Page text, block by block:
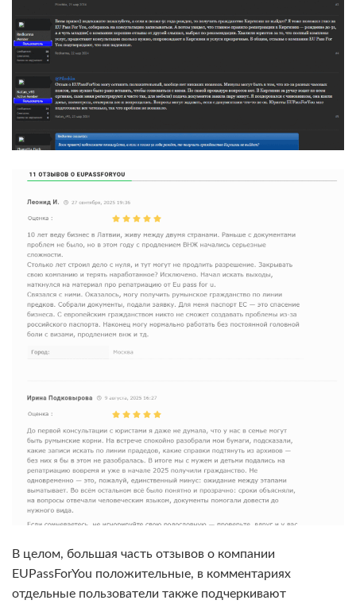
В целом, большая часть отзывов о компании
EUPassForYou положительные, в комментариях
отдельные пользователи также подчеркивают